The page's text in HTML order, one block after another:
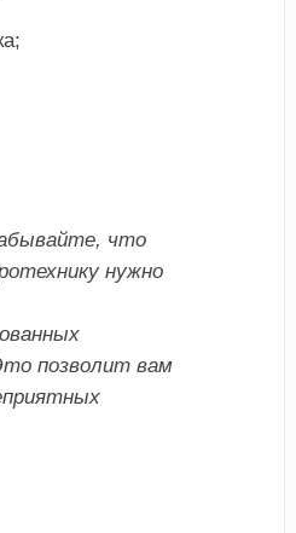
что
нужно
позволит вам